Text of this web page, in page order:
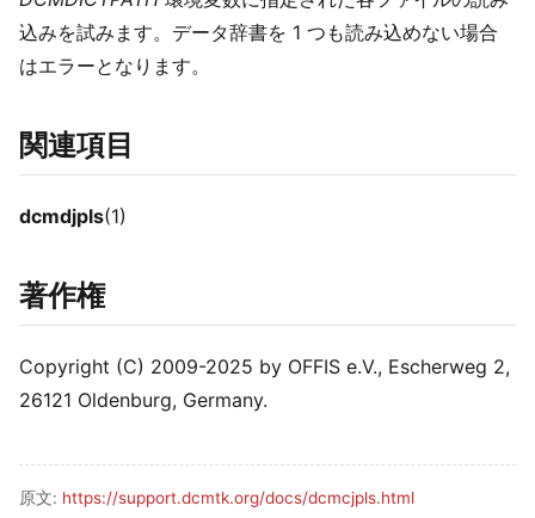
込みを試みます。データ辞書を 1 つも読み込めない場合
はエラーとなります。
関連項目
dcmdjpls(1)
著作権
Copyright (C) 2009-2025 by OFFIS e.V., Escherweg 2,
26121 Oldenburg, Germany.
原文: https://support.dcmtk.org/docs/dcmcjpls.html